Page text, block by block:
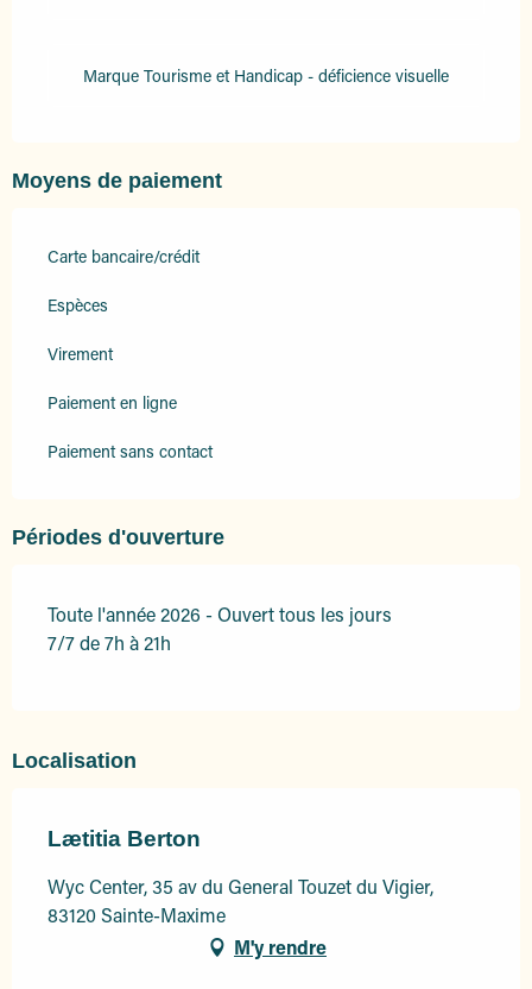
Marque Tourisme et Handicap - déficience visuelle
Moyens de paiement
Carte bancaire/crédit
Espèces
Virement
Paiement en ligne
Paiement sans contact
Périodes d'ouverture
Toute l'année 2026 - Ouvert tous les jours
7/7 de 7h à 21h
Localisation
Lætitia Berton
Wyc Center, 35 av du General Touzet du Vigier,
83120 Sainte-Maxime
M'y rendre